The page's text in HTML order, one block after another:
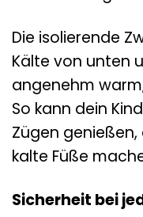
Die isolierende
Kälte von unten
angenehm
So kann dein
Zügen
kalte Füße
Sicherheit bei